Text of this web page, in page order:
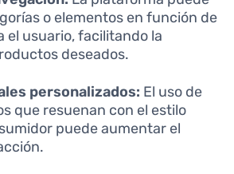
o elementos en función de
el usuario, facilitando la
deseados.
personalizados: El uso de
que resuenan con el estilo
puede aumentar el